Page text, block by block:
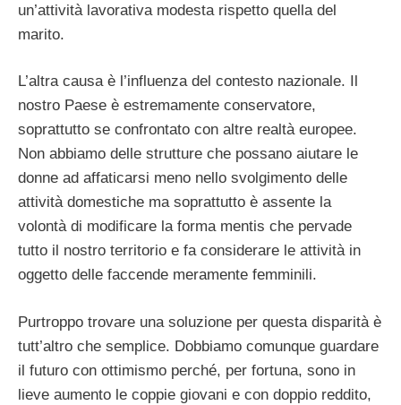
un’attività lavorativa modesta rispetto quella del
marito.
L’altra causa è l’influenza del contesto nazionale. Il
nostro Paese è estremamente conservatore,
soprattutto se confrontato con altre realtà europee.
Non abbiamo delle strutture che possano aiutare le
donne ad affaticarsi meno nello svolgimento delle
attività domestiche ma soprattutto è assente la
volontà di modificare la forma mentis che pervade
tutto il nostro territorio e fa considerare le attività in
oggetto delle faccende meramente femminili.
Purtroppo trovare una soluzione per questa disparità è
tutt’altro che semplice. Dobbiamo comunque guardare
il futuro con ottimismo perché, per fortuna, sono in
lieve aumento le coppie giovani e con doppio reddito,